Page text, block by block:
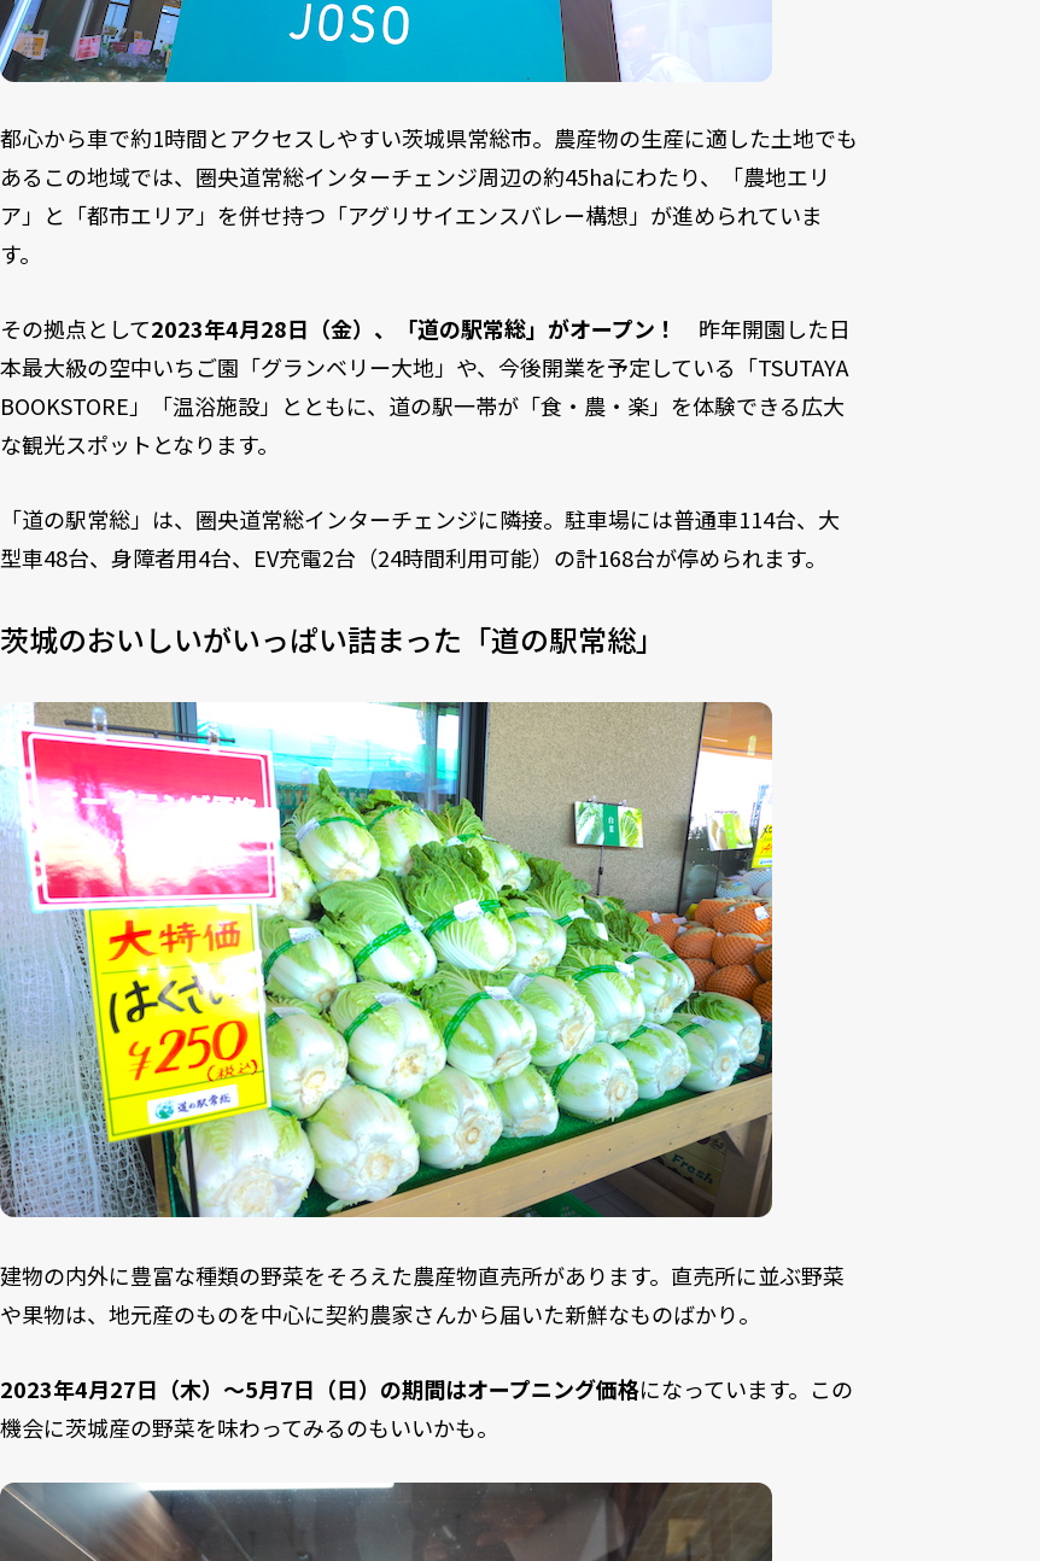
都心から車で約1時間とアクセスしやすい茨城県常総市。農産物の生産に適した土地でも
あるこの地域では、圏央道常総インターチェンジ周辺の約45haにわたり、「農地エリ
ア」と「都市エリア」を併せ持つ「アグリサイエンスバレー構想」が進められていま
す。
その拠点として2023年4月28日（金）、「道の駅常総」がオープン！
昨年開園した日
本最大級の空中いちご園「グランベリー大地」や、今後開業を予定している「TSUTAYA
BOOKSTORE」「温浴施設」とともに、道の駅一帯が「食・農・楽」を体験できる広大
な観光スポットとなります。
「道の駅常総」は、圏央道常総インターチェンジに隣接。駐車場には普通車114台、大
型車48台、身障者用4台、EV充電2台（24時間利用可能）の計168台が停められます。
茨城のおいしいがいっぱい詰まった「道の駅常総」
建物の内外に豊富な種類の野菜をそろえた農産物直売所があります。直売所に並ぶ野菜
や果物は、地元産のものを中心に契約農家さんから届いた新鮮なものばかり。
2023年4月27日（木）〜5月7日（日）の期間はオープニング価格になっています。この
機会に茨城産の野菜を味わってみるのもいいかも。